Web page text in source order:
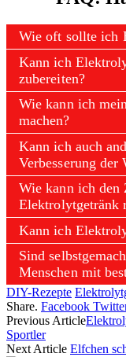
Wie oft sollte ich
Kann ich
zubereiten?
Wie kann ich
machen?
Kann ich auch
Verbesserung
Wie kann ich den
Elektrolytgetränk
Kann ich
Sind
Menschen mit
DIY-Rezepte
Share. Facebook
Previous Article
Sportler
Next Article Elfchen